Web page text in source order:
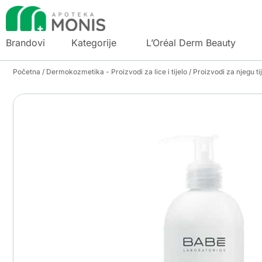
Brandovi Kategorije L’Oréal Derm Beauty
Početna / Dermokozmetika - Proizvodi za lice i tijelo / Proizvodi za njegu